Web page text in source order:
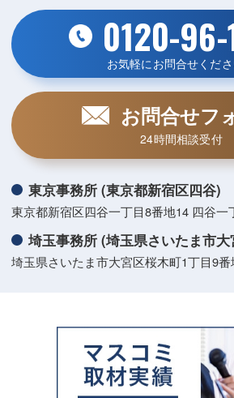
0120-
お気軽にお問合せくださ
お問合せフ
24時間相談受付
東京事務所 (東京都新宿区四谷)
東京都新宿区四谷一丁目8番地14 四谷一
埼玉事務所 (埼玉県さいたま市大
埼玉県さいたま市大宮区桜木町1丁目9